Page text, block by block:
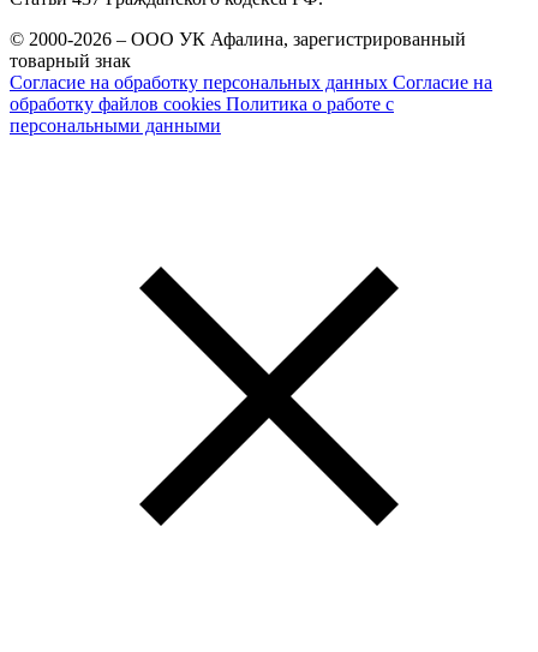
© 2000-2026 – ООО УК Афалина, зарегистрированный
товарный знак
Согласие на обработку персональных данных Согласие на
обработку файлов cookies Политика о работе с
персональными данными